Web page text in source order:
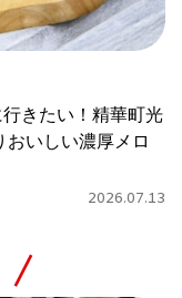
行きたい！精華町光
いしい濃厚メロ
2026.07.13
/